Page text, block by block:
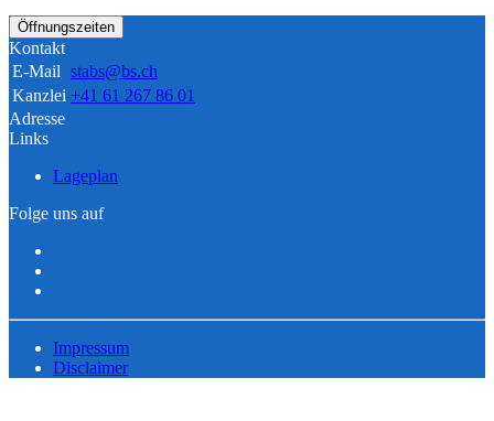
Öffnungszeiten
Kontakt
E-Mail stabs@bs.ch
Kanzlei +41 61 267 86 01
Adresse
Links
Lageplan
Folge uns auf
Impressum
Disclaimer